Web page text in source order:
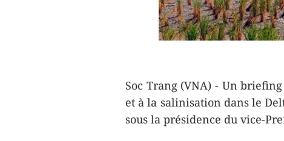
Soc Trang (VNA) ​- Un
et à la salinisation dans le
sous la présidence du vice-